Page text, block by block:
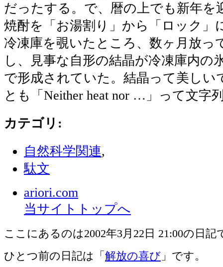
だったする。で、暦の上でも新年を
焼酎を「お湯割り」から「ロック」
冷凍庫を覗いたところ、数ヶ月放っ
し、見事な自形の結晶が冷凍庫内の
で形成されていた。結晶って美しい
とも「Neither heat nor …」って文字
カテゴリ :
自然科学関連,
駄文
ariori.com
当サイトトップへ
ここにあるのは2002年3月22日 21:00の日記
ひとつ前の日記は「 解放の喜び 」です。